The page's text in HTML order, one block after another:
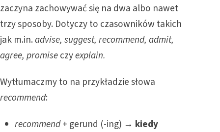
zaczyna zachowywać się na dwa albo nawet
trzy sposoby. Dotyczy to czasowników takich
jak m.in.advise, suggest, recommend, admit,
agree, promiseczyexplain.
Wytłumaczmy to na przykładzie słowa
recommend:
recommend+ gerund (-ing) → kiedy